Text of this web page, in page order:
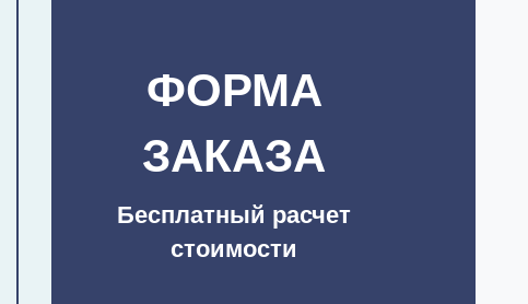
ФОРМА
ЗАКАЗА
Бесплатный расчет
стоимости